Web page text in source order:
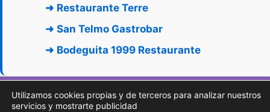
➜ Restaurante Terre
➜ San Telmo Gastrobar
➜ Bodeguita 1999 Restaurante
Utilizamos cookies propias y de terceros para analizar nuestros
servicios y mostrarte publicidad